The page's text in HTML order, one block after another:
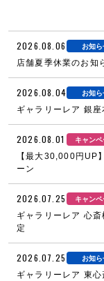
2026.08.06 お知ら
店舗夏季休業のお知
2026.08.04 お知ら
ギャラリーレア 銀
2026.08.01 キャン
【最大30,000円UP
ーン
2026.07.25 キャン
ギャラリーレア 心
定
2026.07.25 お知ら
ギャラリーレア 東